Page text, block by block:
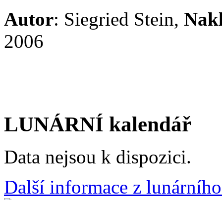
Autor: Siegried Stein,
2006
LUNÁRNÍ kalendář
Data nejsou k dispozici.
Další informace z